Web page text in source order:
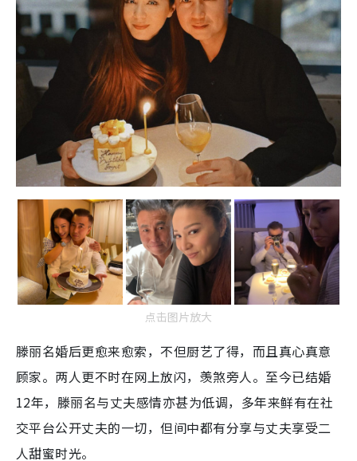
点击图片放大
滕丽名婚后更愈来愈索，不但厨艺了得，而且真心真意
顾家。两人更不时在网上放闪，羡煞旁人。至今已结婚
12年，滕丽名与丈夫感情亦甚为低调，多年来鲜有在社
交平台公开丈夫的一切，但间中都有分享与丈夫享受二
人甜蜜时光。